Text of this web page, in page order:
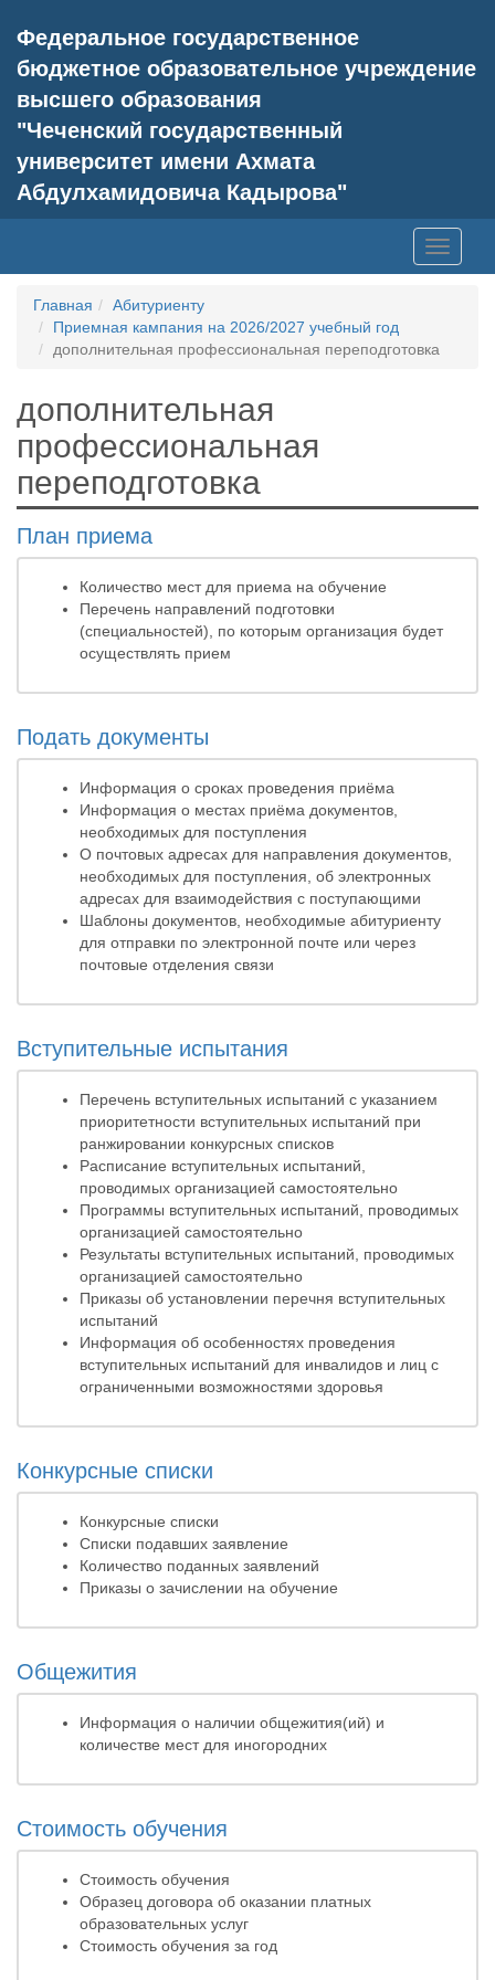
Федеральное государственное
бюджетное образовательное учреждение
высшего образования
"Чеченский государственный
университет имени Ахмата
Абдулхамидовича Кадырова"
Toggle
Главная
Абитуриенту
Приемная кампания на 2026/2027 учебный год
дополнительная профессиональная переподготовка
дополнительная
профессиональная
переподготовка
План приема
Количество мест для приема на обучение
Перечень направлений подготовки
(специальностей), по которым организация будет
осуществлять прием
Подать документы
Информация о сроках проведения приёма
Информация о местах приёма документов,
необходимых для поступления
О почтовых адресах для направления документов,
необходимых для поступления, об электронных
адресах для взаимодействия с поступающими
Шаблоны документов, необходимые абитуриенту
для отправки по электронной почте или через
почтовые отделения связи
Вступительные испытания
Перечень вступительных испытаний с указанием
приоритетности вступительных испытаний при
ранжировании конкурсных списков
Расписание вступительных испытаний,
проводимых организацией самостоятельно
Программы вступительных испытаний, проводимых
организацией самостоятельно
Результаты вступительных испытаний, проводимых
организацией самостоятельно
Приказы об установлении перечня вступительных
испытаний
Информация об особенностях проведения
вступительных испытаний для инвалидов и лиц с
ограниченными возможностями здоровья
Конкурсные списки
Конкурсные списки
Списки подавших заявление
Количество поданных заявлений
Приказы о зачислении на обучение
Общежития
Информация о наличии общежития(ий) и
количестве мест для иногородних
Стоимость обучения
Стоимость обучения
Образец договора об оказании платных
образовательных услуг
Стоимость обучения за год